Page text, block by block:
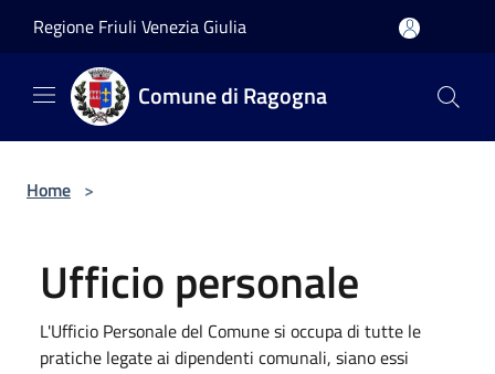
Regione Friuli Venezia Giulia
Comune di Ragogna
Home >
Ufficio personale
L'Ufficio Personale del Comune si occupa di tutte le
pratiche legate ai dipendenti comunali, siano essi